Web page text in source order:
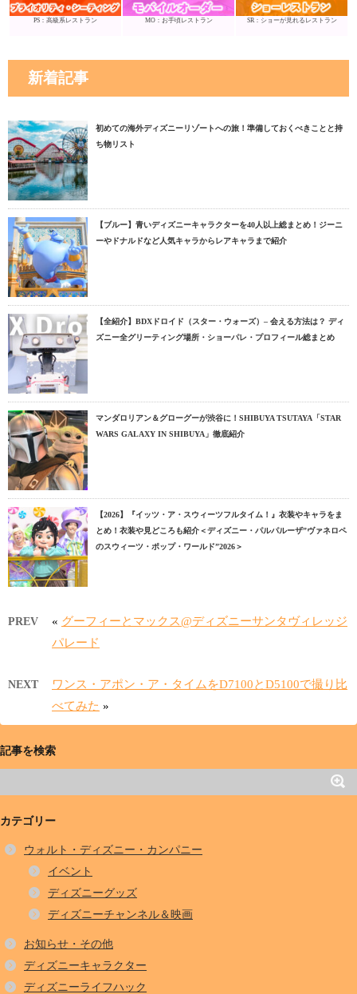
PS：高級系レストラン MO：お手頃レストラン SR：ショーが見れるレストラン
新着記事
初めての海外ディズニーリゾートへの旅！準備しておくべきことと持
ち物リスト
【ブルー】青いディズニーキャラクターを40人以上総まとめ！ジーニ
ーやドナルドなど人気キャラからレアキャラまで紹介
【全紹介】BDXドロイド（スター・ウォーズ）– 会える方法は？ ディ
ズニー全グリーティング場所・ショーパレ・プロフィール総まとめ
マンダロリアン＆グローグーが渋谷に！SHIBUYA TSUTAYA「STAR
WARS GALAXY IN SHIBUYA」徹底紹介
【2026】『イッツ・ア・スウィーツフルタイム！』衣装やキャラをま
とめ！衣装や見どころも紹介＜ディズニー・パルパルーザ”ヴァネロペ
のスウィーツ・ポップ・ワールド”2026＞
PREV « グーフィーとマックス@ディズニーサンタヴィレッジ
パレード
NEXT
ワンス・アポン・ア・タイムをD7100とD5100で撮り比
べてみた »
記事を検索
カテゴリー
ウォルト・ディズニー・カンパニー
イベント
ディズニーグッズ
ディズニーチャンネル＆映画
お知らせ・その他
ディズニーキャラクター
ディズニーライフハック